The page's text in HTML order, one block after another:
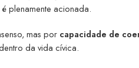
plenamente acionada.
mas por capacidade de
da vida cívica.